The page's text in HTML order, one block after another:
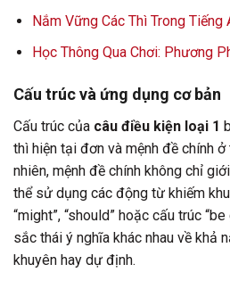
Nắm Vững Các Thì Trong Tiếng
Học Thông Qua Chơi: Phương
Cấu trúc và ứng dụng cơ bản
Cấu trúc của câu điều kiện loại 1
thì hiện tại đơn và mệnh đề chính
nhiên, mệnh đề chính không chỉ
thể sử dụng các động từ khiếm
“might”, “should” hoặc cấu trúc
sắc thái ý nghĩa khác nhau về khả
khuyên hay dự định.